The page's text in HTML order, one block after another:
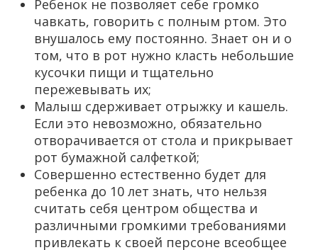
Ребенок не позволяет себе громко
чавкать, говорить с полным ртом. Это
внушалось ему постоянно. Знает он и о
том, что в рот нужно класть небольшие
кусочки пищи и тщательно
пережевывать их;
Малыш сдерживает отрыжку и кашель.
Если это невозможно, обязательно
отворачивается от стола и прикрывает
рот бумажной салфеткой;
Совершенно естественно будет для
ребенка до 10 лет знать, что нельзя
считать себя центром общества и
различными громкими требованиями
привлекать к своей персоне всеобщее